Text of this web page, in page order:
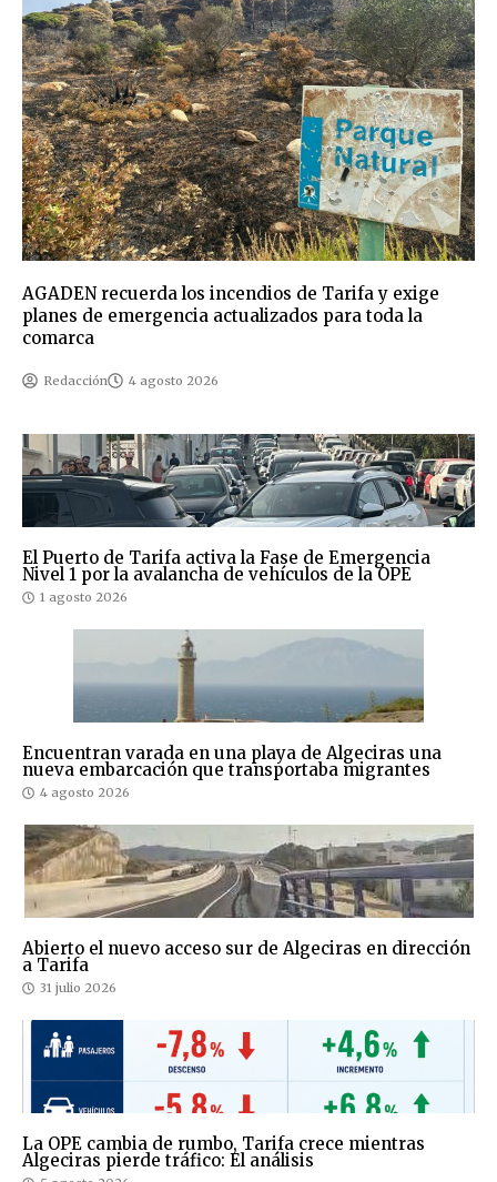
AGADEN recuerda los incendios de Tarifa y exige
planes de emergencia actualizados para toda la
comarca
Redacción 4 agosto 2026
El Puerto de Tarifa activa la Fase de Emergencia
Nivel 1 por la avalancha de vehículos de la OPE
1 agosto 2026
Encuentran varada en una playa de Algeciras una
nueva embarcación que transportaba migrantes
4 agosto 2026
Abierto el nuevo acceso sur de Algeciras en dirección
a Tarifa
31 julio 2026
La OPE cambia de rumbo, Tarifa crece mientras
Algeciras pierde tráfico: El análisis